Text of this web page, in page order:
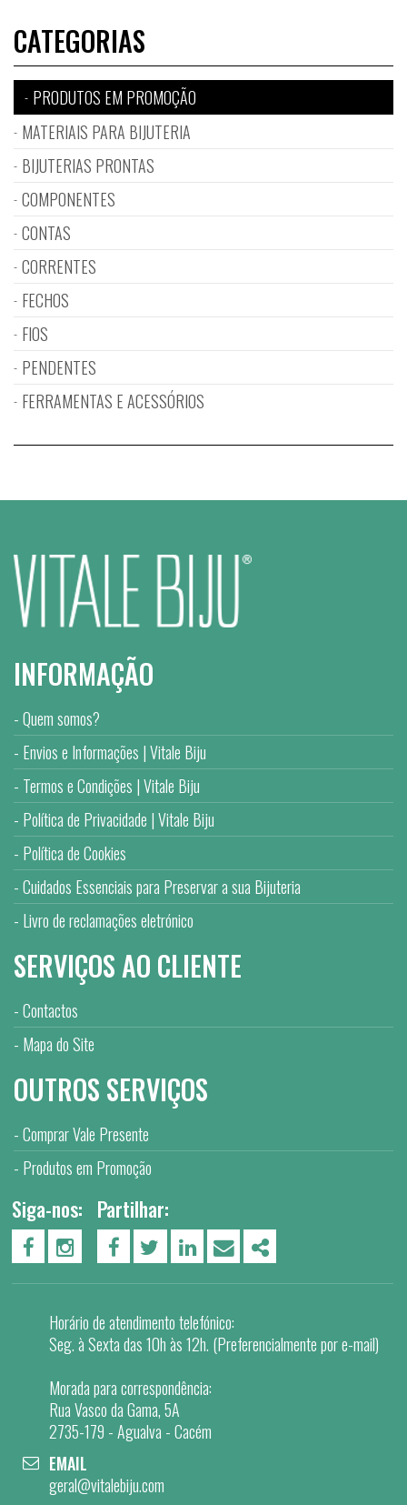
CATEGORIAS
PRODUTOS EM PROMOÇÃO
MATERIAIS PARA BIJUTERIA
BIJUTERIAS PRONTAS
COMPONENTES
CONTAS
CORRENTES
FECHOS
FIOS
PENDENTES
FERRAMENTAS E ACESSÓRIOS
INFORMAÇÃO
Quem somos?
Envios e Informações | Vitale Biju
Termos e Condições | Vitale Biju
Política de Privacidade | Vitale Biju
Política de Cookies
Cuidados Essenciais para Preservar a sua Bijuteria
Livro de reclamações eletrónico
SERVIÇOS AO CLIENTE
Contactos
Mapa do Site
OUTROS SERVIÇOS
Comprar Vale Presente
Produtos em Promoção
Siga-nos:
PÁGINA DO FACEBOOK
PÁGINA DO INSTAGRAM
Partilhar:
FACEBOOKTWITTERLINKEDIN
EMAIL
Horário de atendimento telefónico:
Seg. à Sexta das 10h às 12h. (Preferencialmente por e-mail)
Morada para correspondência:
Rua Vasco da Gama, 5A
2735-179 - Agualva - Cacém
EMAIL
geral@vitalebiju.com